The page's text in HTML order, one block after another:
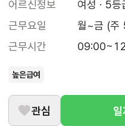
어르신정보
여성 · 5등
근무요일
월~금 (주
근무시간
높은급여
관심